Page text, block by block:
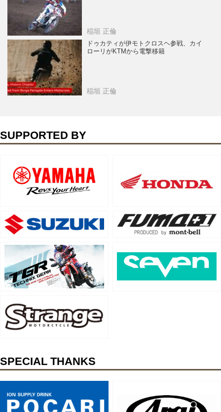
稲垣 正倫
ドゥカティが伊モトクロスヘ参戦、カイ
ローリがKTMから電撃移籍
稲垣 正倫
SUPPORTED BY
SPECIAL THANKS